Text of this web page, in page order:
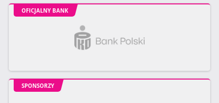
OFICJALNY BANK
SPONSORZY